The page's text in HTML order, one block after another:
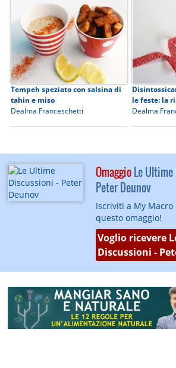
Tempeh speziato con salsina di
tahin e miso
Dealma Franceschetti
le feste: la
Dealma
OmaggioLe Ultime
Peter Deunov
Iscriviti a My Macro
questo omaggio!
Voglio ricevere
Discussioni -